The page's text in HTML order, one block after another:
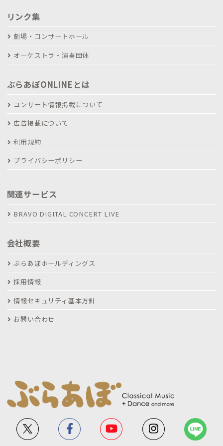
リンク集
劇場・コンサートホール
オーケストラ・演奏団体
ぶらあぼONLINEとは
コンサート情報掲載について
広告掲載について
利用規約
プライバシーポリシー
関連サービス
BRAVO DIGITAL CONCERT LIVE
会社概要
ぶらあぼホールディングス
採用情報
情報セキュリティ基本方針
お問い合わせ